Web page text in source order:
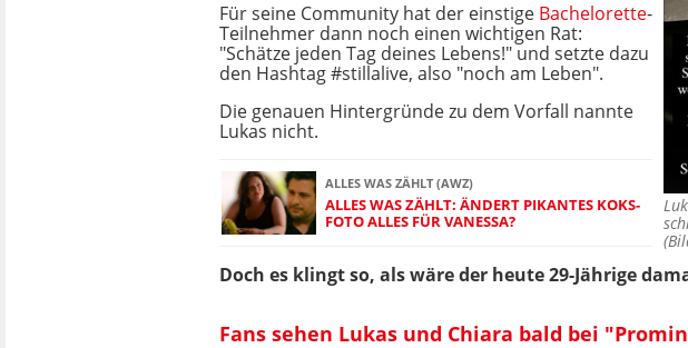
Für seine Community hat der einstige Bachelorette-
Teilnehmer dann noch einen wichtigen Rat:
"Schätze jeden Tag deines Lebens!" und setzte dazu
den Hashtag #stillalive, also "noch am Leben".
Die genauen Hintergründe zu dem Vorfall nannte
Lukas nicht.
ALLES WAS ZÄHLT (AWZ)
ALLES WAS ZÄHLT: ÄNDERT PIKANTES KOKS-
FOTO ALLES FÜR VANESSA?
Doch es klingt so, als wäre der heute 29-Jährige
Fans sehen Lukas und Chiara bald bei